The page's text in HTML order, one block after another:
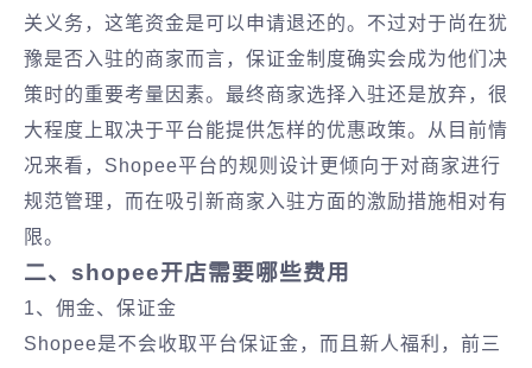
关义务，这笔资金是可以申请退还的。不过对于尚在犹
豫是否入驻的商家而言，保证金制度确实会成为他们决
策时的重要考量因素。最终商家选择入驻还是放弃，很
大程度上取决于平台能提供怎样的优惠政策。从目前情
况来看，Shopee平台的规则设计更倾向于对商家进行
规范管理，而在吸引新商家入驻方面的激励措施相对有
限。
二、shopee开店需要哪些费用
1、佣金、保证金
Shopee是不会收取平台保证金，而且新人福利，前三